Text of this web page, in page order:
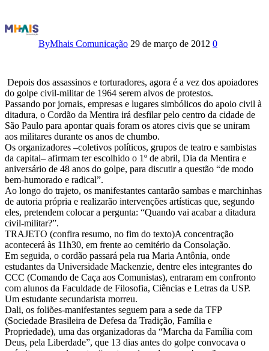
Depois
apoiadores
da
ditadura
são
alvos
de
protesto
em
São
Paulo.Participe
do
Cordão
ByMhais Comunicação 29 de março de 2012 0
Depois dos assassinos e torturadores, agora é a vez dos apoiadores
do golpe civil-militar de 1964 serem alvos de protestos.
Passando por jornais, empresas e lugares simbólicos do apoio civil à
ditadura, o Cordão da Mentira irá desfilar pelo centro da cidade de
São Paulo para apontar quais foram os atores civis que se uniram
aos militares durante os anos de chumbo.
Os organizadores –coletivos políticos, grupos de teatro e sambistas
da capital– afirmam ter escolhido o 1º de abril, Dia da Mentira e
aniversário de 48 anos do golpe, para discutir a questão “de modo
bem-humorado e radical”.
Ao longo do trajeto, os manifestantes cantarão sambas e marchinhas
de autoria própria e realizarão intervenções artísticas que, segundo
eles, pretendem colocar a pergunta: “Quando vai acabar a ditadura
civil-militar?”.
TRAJETO (confira resumo, no fim do texto)A concentração
acontecerá às 11h30, em frente ao cemitério da Consolação.
Em seguida, o cordão passará pela rua Maria Antônia, onde
estudantes da Universidade Mackenzie, dentre eles integrantes do
CCC (Comando de Caça aos Comunistas), entraram em confronto
com alunos da Faculdade de Filosofia, Ciências e Letras da USP.
Um estudante secundarista morreu.
Dali, os foliões-manifestantes seguem para a sede da TFP
(Sociedade Brasileira de Defesa da Tradição, Família e
Propriedade), uma das organizadoras da “Marcha da Família com
Deus, pela Liberdade”, que 13 dias antes do golpe convocava o